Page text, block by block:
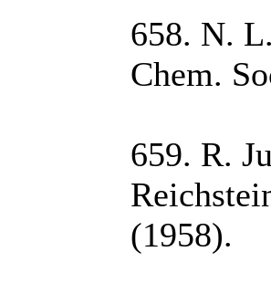
658. N.
Chem.
659. R.
(1958).